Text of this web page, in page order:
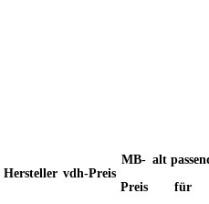
Hersteller vdh-Preis
MB-
Preis
alt
für